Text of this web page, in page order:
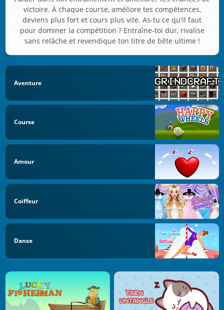
victoire. À chaque course, améliore tes compétences,
deviens plus fort et cours plus vite. As-tu ce qu'il faut
pour dominer la compétition ? Entraîne-toi dur, rivalise
sans relâche et revendique ton titre de bête ultime !
Aventure
Course
Amour
Coiffeur
Danse